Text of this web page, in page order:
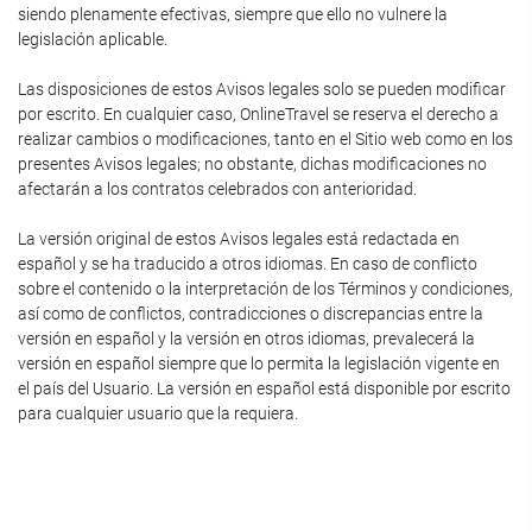
siendo plenamente efectivas, siempre que ello no vulnere la
legislación aplicable.
Las disposiciones de estos Avisos legales solo se pueden modificar
por escrito. En cualquier caso, OnlineTravel se reserva el derecho a
realizar cambios o modificaciones, tanto en el Sitio web como en los
presentes Avisos legales; no obstante, dichas modificaciones no
afectarán a los contratos celebrados con anterioridad.
La versión original de estos Avisos legales está redactada en
español y se ha traducido a otros idiomas. En caso de conflicto
sobre el contenido o la interpretación de los Términos y condiciones,
así como de conflictos, contradicciones o discrepancias entre la
versión en español y la versión en otros idiomas, prevalecerá la
versión en español siempre que lo permita la legislación vigente en
el país del Usuario. La versión en español está disponible por escrito
para cualquier usuario que la requiera.